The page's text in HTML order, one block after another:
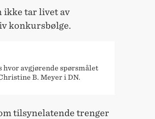
ikke tar livet av
konkursbølge.
hvor avgjørende spørsmålet
B. Meyer i DN.
tilsynelatende trenger